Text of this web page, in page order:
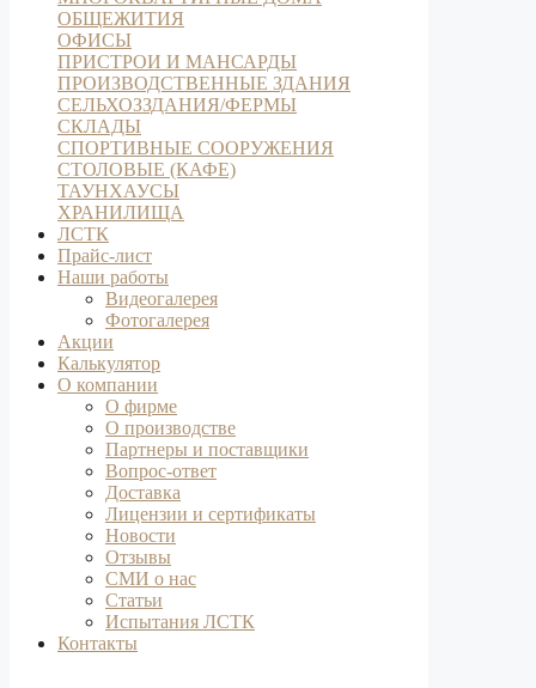
ОБЩЕЖИТИЯ
ОФИСЫ
ПРИСТРОИ И МАНСАРДЫ
ПРОИЗВОДСТВЕННЫЕ ЗДАНИЯ
СЕЛЬХОЗЗДАНИЯ/ФЕРМЫ
СКЛАДЫ
СПОРТИВНЫЕ СООРУЖЕНИЯ
СТОЛОВЫЕ (КАФЕ)
ТАУНХАУСЫ
ХРАНИЛИЩА
ЛСТК
Прайс-лист
Наши работы
Видеогалерея
Фотогалерея
Акции
Калькулятор
О компании
О фирме
О производстве
Партнеры и поставщики
Вопрос-ответ
Доставка
Лицензии и сертификаты
Новости
Отзывы
СМИ о нас
Статьи
Испытания ЛСТК
Контакты